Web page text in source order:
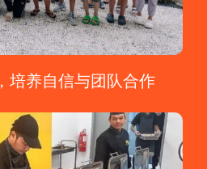
培养自信与团队合作